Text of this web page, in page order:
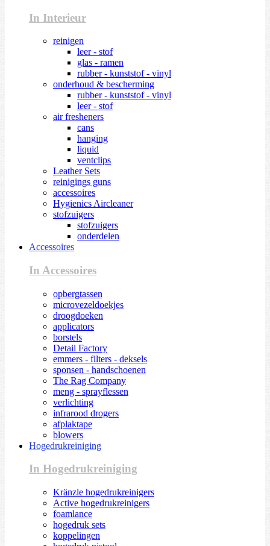
In Interieur
reinigen
leer - stof
glas - ramen
rubber - kunststof - vinyl
onderhoud & bescherming
rubber - kunststof - vinyl
leer - stof
air fresheners
cans
hanging
liquid
ventclips
Leather Sets
reinigings guns
accessoires
Hygienics Aircleaner
stofzuigers
stofzuigers
onderdelen
Accessoires
In Accessoires
opbergtassen
microvezeldoekjes
droogdoeken
applicators
borstels
Detail Factory
emmers - filters - deksels
sponsen - handschoenen
The Rag Company
meng - sprayflessen
verlichting
infrarood drogers
afplaktape
blowers
Hogedrukreiniging
In Hogedrukreiniging
Kränzle hogedrukreinigers
Active hogedrukreinigers
foamlance
hogedruk sets
koppelingen